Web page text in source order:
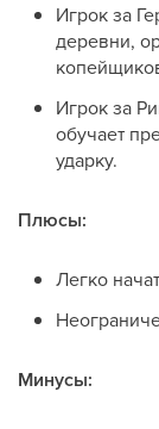
Игрок за
деревни,
Игрок за
обучает
ударку.
Плюсы:
Легко
Минусы: